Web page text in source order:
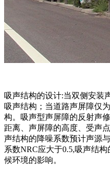
吸声结构的设计:当双侧安装
吸声结构；当道路声屏障仅
构。吸声型声屏障的反射声
距离、声屏障的高度、受声
声结构的降噪系数预计声源
系数NRC应大于0.5,吸声结
候环境的影响。